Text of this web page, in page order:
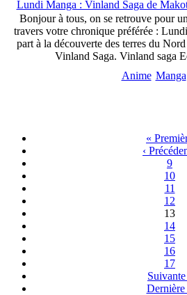
Lundi Manga : Vinland Saga de
Bonjour à tous, on se retrouve pour
travers votre chronique préférée :
part à la découverte des terres du
Vinland Saga. Vinland saga
Anime Manga
«
‹
9
10
11
12
13
14
15
16
17
Suivante
Dernière